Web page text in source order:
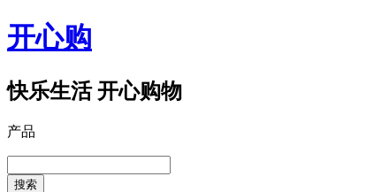
开心购
快乐生活 开心购物
产品
搜索